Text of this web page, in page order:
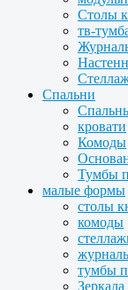
Столы
тв-
Спальни
кровати
Комоды
Тумбы
малые формы
столы
комоды
тумбы
Зеркала